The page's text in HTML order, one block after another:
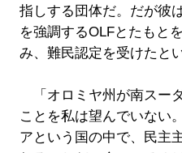
指しする団体だ。だが彼
を強調するOLFとたもと
み、難民認定を受けたとい
「オロミヤ州が南スー
ことを私は望んでいない
アという国の中で、民主